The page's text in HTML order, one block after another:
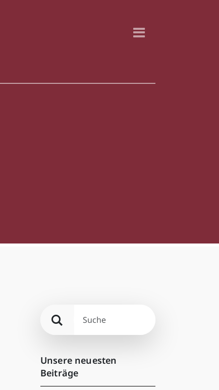
Unsere neuesten
Beiträge